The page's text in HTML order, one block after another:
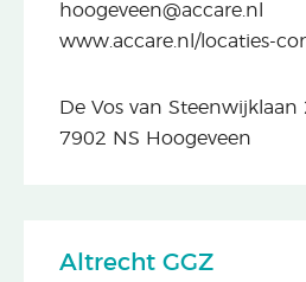
hoogeveen@accare.nl
www.accare.nl/locaties-
De Vos van Steenwijklaan
7902 NS Hoogeveen
Altrecht GGZ